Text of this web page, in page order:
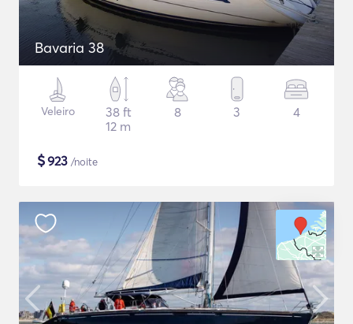
Bavaria 38
Veleiro
38 ft
12 m
8 3 4
$923 /noite